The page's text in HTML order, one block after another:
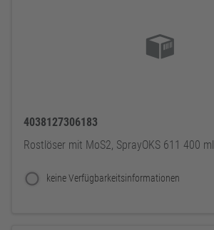
4038127306183
Rostlöser mit MoS2, SprayOKS 611 400 ml
keine Verfügbarkeitsinformationen